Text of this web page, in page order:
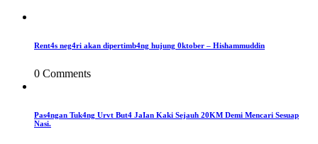
Rent4s neg4ri akan dipertimb4ng hujung 0ktober – Hishammuddin
0 Comments
Pas4ngan Tuk4ng Urvt But4 JaIan Kaki Sejauh 20KM Demi Mencari Sesuap
Nasi.